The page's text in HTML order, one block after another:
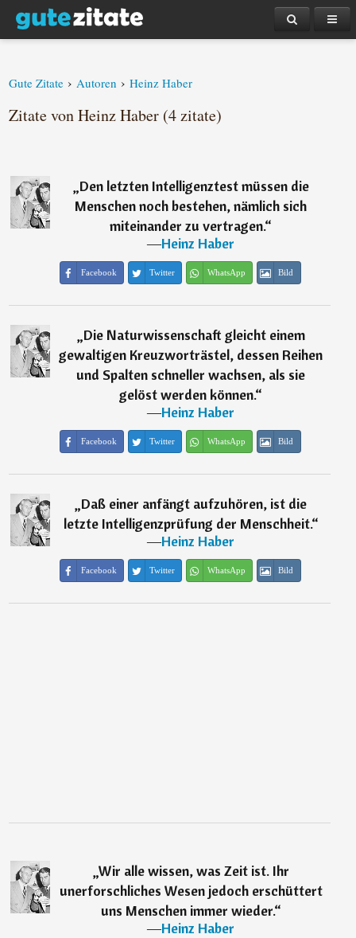
Gute Zitate › Autoren › Heinz Haber
Zitate von Heinz Haber (4 zitate)
„Den letzten Intelligenztest müssen die
Menschen noch bestehen, nämlich sich
miteinander zu vertragen.“
―Heinz Haber
Facebook Twitter WhatsApp Bild
„Die Naturwissenschaft gleicht einem
gewaltigen Kreuzworträstel, dessen Reihen
und Spalten schneller wachsen, als sie
gelöst werden können.“
―Heinz Haber
Facebook Twitter WhatsApp Bild
„Daß einer anfängt aufzuhören, ist die
letzte Intelligenzprüfung der Menschheit.“
―Heinz Haber
Facebook Twitter WhatsApp Bild
„Wir alle wissen, was Zeit ist. Ihr
unerforschliches Wesen jedoch erschüttert
uns Menschen immer wieder.“
―Heinz Haber